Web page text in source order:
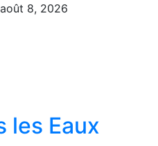
8, 2026
les Eaux